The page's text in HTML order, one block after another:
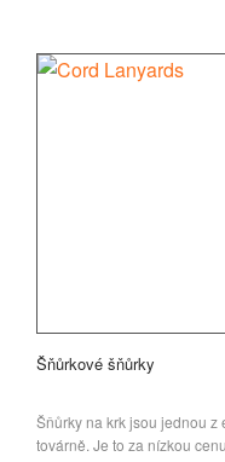
Šňůrkové šňůrky
Šňůrky na krk jsou jednou
továrně. Je to za nízkou